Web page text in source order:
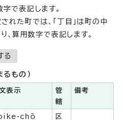
で表記します。
れた町では、「丁目」は町の中
算用数字で表記します。
る
るもの）
表示
管
轄
備考
chō
区